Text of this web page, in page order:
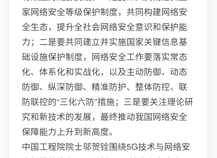
家网络安全等级保护制度，共同构建网络安
全生态，提升全社会网络安全意识和保护能
力；二是要共同建立并实施国家关键信息基
础设施保护制度，网络安全工作要落实常态
化、体系化和实战化，以及主动防御、动态
防御、纵深防御、精准防护、整体防控、联
防联控的“三化六防”措施；三是要关注理论研
究和新技术的发展，最终推动我国网络安全
保障能力上升到新高度。
中国工程院院士邬贺铨围绕5G技术与网络安